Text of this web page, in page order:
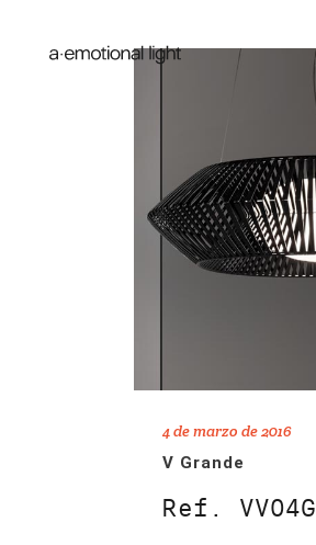
4 de marzo de 2016
V Grande
Ref. VV04G